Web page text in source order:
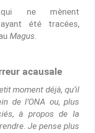
ne mènent
été tracées,
Magus
acausale
moment déjà, qu’il
de l’ONA ou, plus
à propos de la
Je pense plus